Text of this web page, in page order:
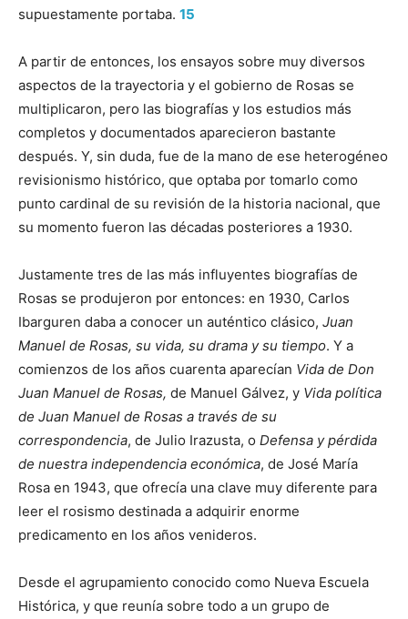
supuestamente portaba. 15
A partir de entonces, los ensayos sobre muy diversos
aspectos de la trayectoria y el gobierno de Rosas se
multiplicaron, pero las biografías y los estudios más
completos y documentados aparecieron bastante
después. Y, sin duda, fue de la mano de ese heterogéneo
revisionismo histórico, que optaba por tomarlo como
punto cardinal de su revisión de la historia nacional, que
su momento fueron las décadas posteriores a 1930.
Justamente tres de las más influyentes biografías de
Rosas se produjeron por entonces: en 1930, Carlos
Ibarguren daba a conocer un auténtico clásico, Juan
Manuel de Rosas, su vida, su drama y su tiempo. Y a
comienzos de los años cuarenta aparecían Vida de Don
Juan Manuel de Rosas, de Manuel Gálvez, y Vida política
de Juan Manuel de Rosas a través de su
correspondencia, de Julio Irazusta, o Defensa y pérdida
de nuestra independencia económica, de José María
Rosa en 1943, que ofrecía una clave muy diferente para
leer el rosismo destinada a adquirir enorme
predicamento en los años venideros.
Desde el agrupamiento conocido como Nueva Escuela
Histórica, y que reunía sobre todo a un grupo de